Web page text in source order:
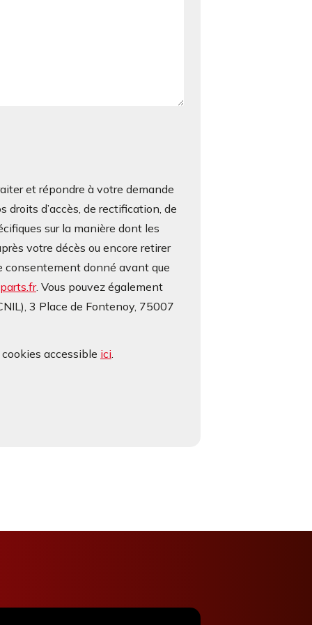
et répondre à votre demande
d’accès, de rectification, de
sur la manière dont les
votre décès ou encore retirer
consentement donné avant que
. Vous pouvez également
3 Place de Fontenoy, 75007
accessible ici.